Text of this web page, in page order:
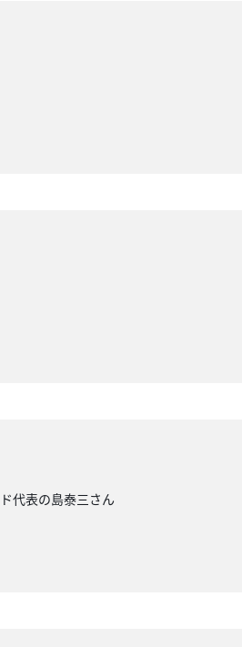
代表の島泰三さん